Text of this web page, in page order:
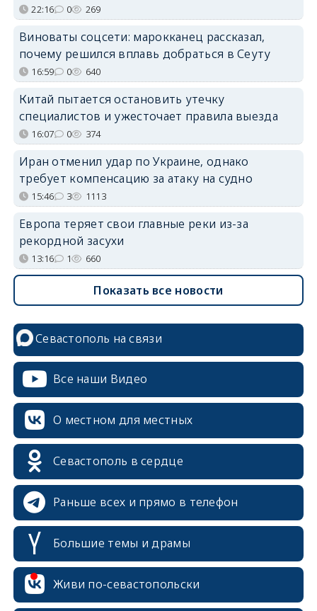
22:16 0 269
Виноваты соцсети: марокканец рассказал,
почему решился вплавь добраться в Сеуту
16:59 0 640
Китай пытается остановить утечку
специалистов и ужесточает правила выезда
16:07 0 374
Иран отменил удар по Украине, однако
требует компенсацию за атаку на судно
15:46 3 1113
Европа теряет свои главные реки из-за
рекордной засухи
13:16 1 660
Показать все новости
Севастополь на связи
Все наши Видео
О местном для местных
Севастополь в сердце
Раньше всех и прямо в телефон
Большие темы и драмы
Живи по-севастопольски